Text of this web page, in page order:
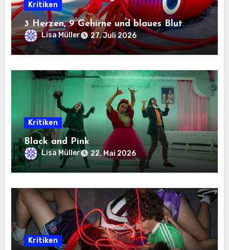
Kritiken
3 Herzen, 9 Gehirne und blaues Blut
Lisa Müller 27. Juli 2026
Kritiken
Black and Pink
Lisa Müller 22. Mai 2026
Kritiken